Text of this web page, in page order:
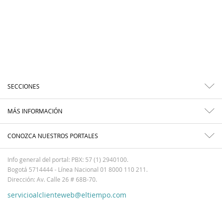
SECCIONES
MÁS INFORMACIÓN
CONOZCA NUESTROS PORTALES
Info general del portal: PBX: 57 (1) 2940100.
Bogotá 5714444 - Línea Nacional 01 8000 110 211.
Dirección: Av. Calle 26 # 68B-70.
servicioalclienteweb@eltiempo.com